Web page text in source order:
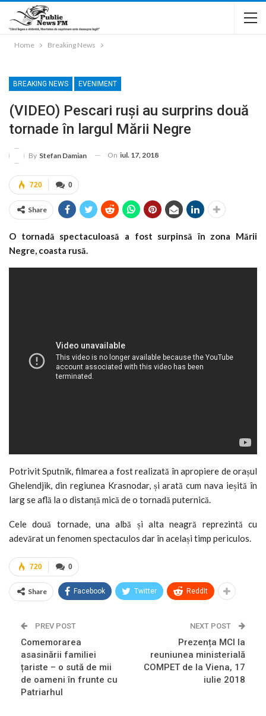
Home Breaking News
BREAKING NEWS EVENIMENT
(VIDEO) Pescari ruși au surprins două
tornade în largul Mării Negre
By Stefan Damian On iul. 17, 2018
0
720
Share
O tornadă spectaculoasă a fost surpinsă în zona Mării
Negre, coasta rusă.
Potrivit Sputnik, filmarea a fost realizată în apropiere de orașul
Ghelendjik, din regiunea Krasnodar, și arată cum nava ieșită în
larg se află la o distanță mică de o tornadă puternică.
Cele două tornade, una albă și alta neagră reprezintă cu
adevărat un fenomen spectaculos dar în același timp periculos.
0
720
Share Facebook Twitter ReddIt
PREV POST
Comemorarea
asasinării familiei
țariste – o sută de mii
de oameni în frunte cu
Patriarhul
NEXT POST
Prezența MCI la
reuniunea ministerială
COMPET de la Viena, 17
iulie 2018